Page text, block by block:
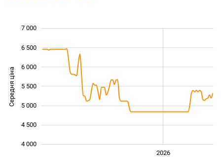
Середня ціна 4 000
4 000
4 500
5 000
5 500
6 000
6 500
7 000
2026